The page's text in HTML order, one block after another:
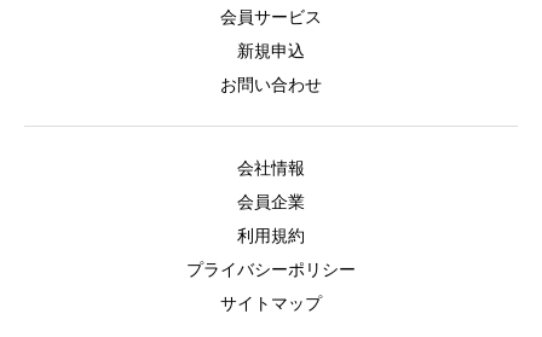
会員サービス
新規申込
お問い合わせ
会社情報
会員企業
利用規約
プライバシーポリシー
サイトマップ